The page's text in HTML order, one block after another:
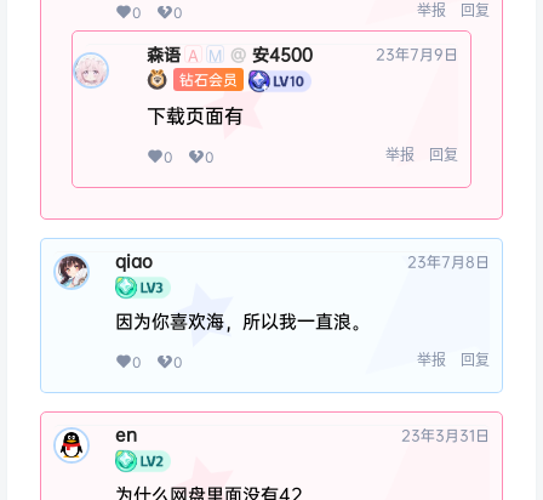
0 0 举报 回复
森语 A M @ 安4500
钻石会员
23年7月9日
下载页面有
0 0 举报 回复
qiao 23年7月8日
因为你喜欢海，所以我一直浪。
0 0 举报 回复
en 23年3月31日
为什么网盘里面没有42